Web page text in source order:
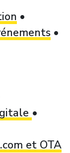
et OTA